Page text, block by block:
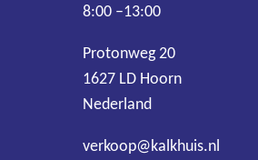
8:00 –13:00
Protonweg 20
1627 LD Hoorn
Nederland
verkoop@kalkhuis.nl